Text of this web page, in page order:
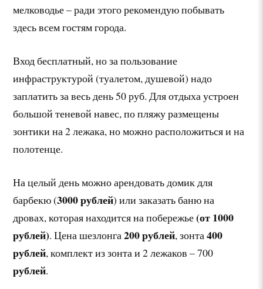
мелководье – ради этого рекомендую побывать
здесь всем гостям города.
Вход бесплатный, но за пользование
инфраструктурой (туалетом, душевой) надо
заплатить за весь день 50 руб. Для отдыха устроен
большой теневой навес, по пляжу размещены
зонтики на 2 лежака, но можно расположиться и на
полотенце.
На целый день можно арендовать домик для
барбекю (3000 рублей) или заказать баню на
дровах, которая находится на побережье(от 1000
рублей). Цена шезлонга200 рублей, зонта400
рублей, комплект из зонта и 2 лежаков – 700
рублей.